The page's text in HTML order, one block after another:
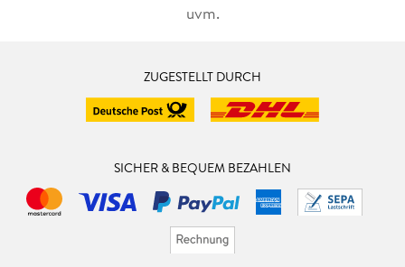
uvm.
ZUGESTELLT DURCH
SICHER & BEQUEM BEZAHLEN